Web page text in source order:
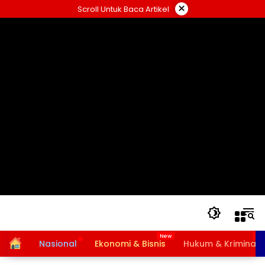
ke
Scroll Untuk Baca Artikel ×
HomeNasional Ekonomi & Bisnis Hukum & Kriminal
Bansos PKH dan BPNT